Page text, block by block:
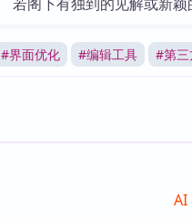
#界面优化 #编辑工具 #第
AI